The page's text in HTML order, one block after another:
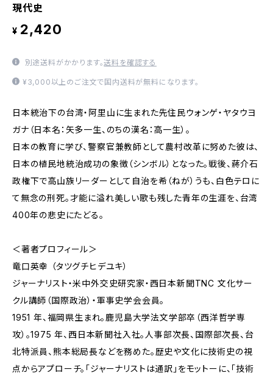
現代史
¥ 2,420
別途送料がかかります。送料を確認する
¥3,000以上のご注文で国内送料が無料になります。
日本統治下の台湾・阿里山に生まれた先住民ウォンゲ・ヤタウヨ
ガナ（日本名：矢多一生、のちの漢名：高一生）。
日本の教育に学び、警察官兼教師として農村改革に努めた彼は、
日本の植民地統治成功の象徴（シンボル）となった。戦後、蔣介石
政権下で高山族リーダーとして自治を希（ねが）うも、白色テロに
て無念の刑死。才能に溢れ美しい歌も残した青年の生涯を、台湾
400年の悲史にたどる。
＜著者プロフィール＞
竜口英幸 （タツグチヒデユキ）
ジャーナリスト・米中外交史研究家・西日本新聞TNC 文化サー
クル講師（国際政治）・軍事史学会会員。
1951 年、福岡県生まれ。鹿児島大学法文学部卒（西洋哲学専
攻）。1975 年、西日本新聞社入社。人事部次長、国際部次長、台
北特派員、熊本総局長などを務めた。歴史や文化に技術史の視
点からアプローチ。「ジャーナリストは通訳」をモットーに、「技術